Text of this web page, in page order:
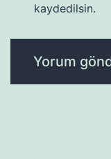
kaydedilsin.